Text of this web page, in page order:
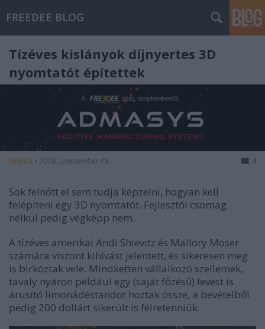
FREEDEE BLOG
Tízéves kislányok díjnyertes 3D
nyomtatót építettek
ferenck • 2016. szeptember 19. 4
Sok felnőtt el sem tudja képzelni, hogyan kell
felépíteni egy 3D nyomtatót. Fejlesztői csomag
nélkül pedig végképp nem.
A tízéves amerikai Andi Shievitz és Mallory Moser
számára viszont kihívást jelentett, és sikeresen meg
is birkóztak vele. Mindketten vállalkozó szellemek,
tavaly nyáron például egy (saját főzésű) levest is
árusító limonádéstandot hoztak össze, a bevételből
pedig 200 dollárt sikerült is félretenniük.